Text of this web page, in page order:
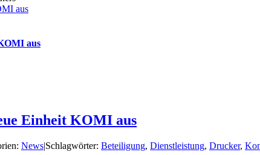
aus
aus
Einheit KOMI aus
News|Schlagwörter:Beteiligung,Dienstleistung,Drucker,